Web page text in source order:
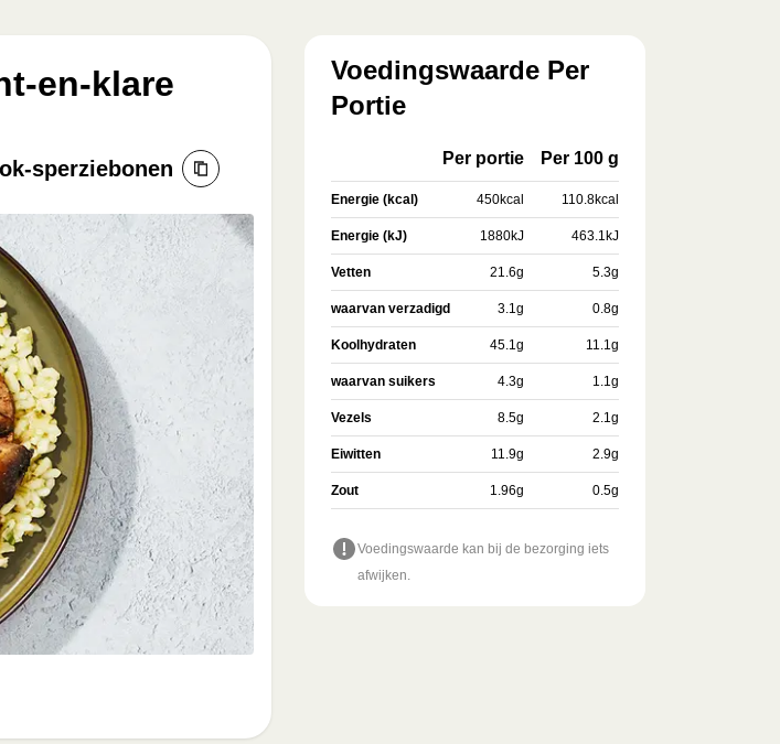
en-klare
sperziebonen
Voedingswaarde Per
Portie
Per portie Per 100 g
Energie (kcal) 450kcal 110.8kcal
Energie (kJ) 1880kJ 463.1kJ
Vetten 21.6g 5.3g
waarvan verzadigd 3.1g 0.8g
Koolhydraten 45.1g 11.1g
waarvan suikers 4.3g 1.1g
Vezels 8.5g 2.1g
Eiwitten 11.9g 2.9g
Zout 1.96g 0.5g
Voedingswaarde kan bij de bezorging iets
afwijken.